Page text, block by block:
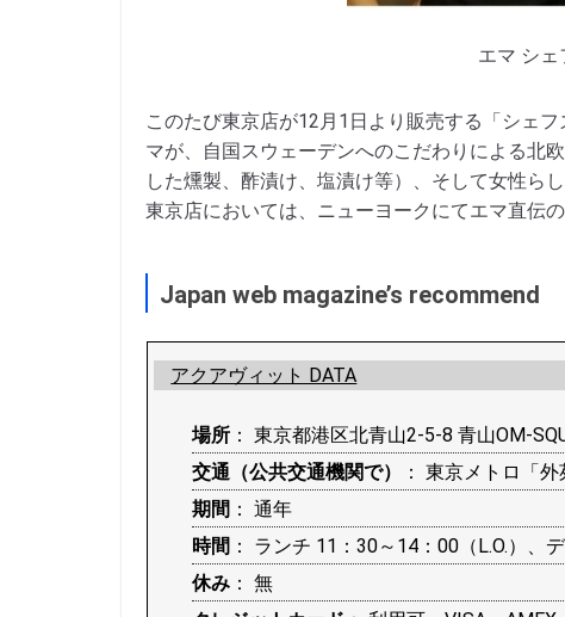
エマ シェ
このたび東京店が12月1日より販売する「シェ
マが、自国スウェーデンへのこだわりによる北
した燻製、酢漬け、塩漬け等）、そして女性ら
東京店においては、ニューヨークにてエマ直伝
Japan web magazine’s recommend
アクアヴィット DATA
場所 ： 東京都港区北青山2-5-8 青山OM-
交通（公共交通機関で）
： 東京メトロ「
期間 ： 通年
時間 ： ランチ 11：30～14：00（L.O.）、
休み ： 無